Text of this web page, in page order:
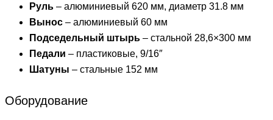
Руль – алюминиевый 620 мм, диаметр 31.8 мм
Вынос – алюминиевый 60 мм
Подседельный штырь – стальной 28,6×300 мм
Педали – пластиковые, 9/16″
Шатуны – стальные 152 мм
Оборудование